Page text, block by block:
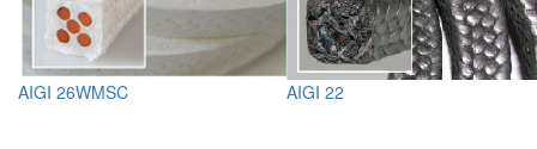
AIGI 26WMSC AIGI 22